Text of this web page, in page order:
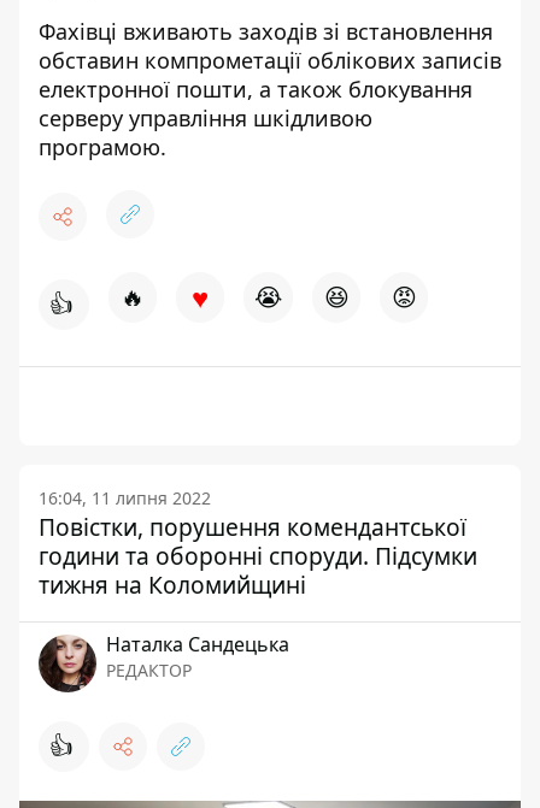
Фахівці вживають заходів зі встановлення
обставин компрометації облікових записів
електронної пошти, а також блокування
серверу управління шкідливою
програмою.
👍 🔥 ♥ 😭 😆 😡
16:04, 11 липня 2022
Повістки, порушення комендантської
години та оборонні споруди. Підсумки
тижня на Коломийщині
Наталка Сандецька
РЕДАКТОР
👍